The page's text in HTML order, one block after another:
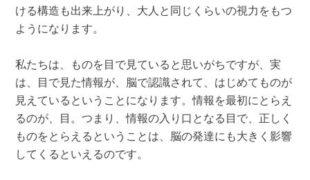
ける構造も出来上がり、大人と同じくらいの視力をもつ
ようになります。
私たちは、ものを目で見ていると思いがちですが、実
は、目で見た情報が、脳で認識されて、はじめてものが
見えているということになります。情報を最初にとらえ
るのが、目。つまり、情報の入り口となる目で、正しく
ものをとらえるということは、脳の発達にも大きく影響
してくるといえるのです。